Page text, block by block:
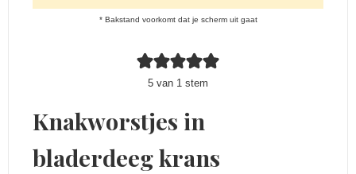
5 van 1 stem
* Bakstand voorkomt dat je scherm uit gaat
Knakworstjes in
bladerdeeg krans